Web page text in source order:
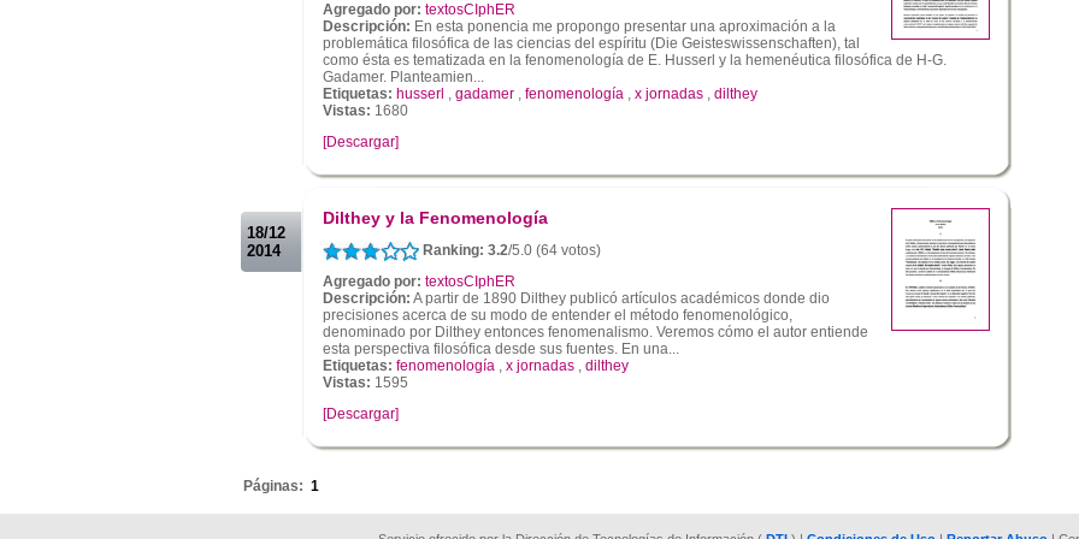
Agregado por: textosCIphER
Descripción: En esta ponencia me propongo presentar una aproximación a la
problemática filosófica de las ciencias del espíritu (Die Geisteswissenschaften), tal
como ésta es tematizada en la fenomenología de E. Husserl y la hemenéutica filosófica de H-G.
Gadamer. Planteamien...
Etiquetas: husserl , gadamer , fenomenología , x jornadas , dilthey
Vistas: 1680
[Descargar]
18/12
2014
Dilthey y la Fenomenología
Ranking: 3.2/5.0 (64 votos)
Agregado por: textosCIphER
Descripción: A partir de 1890 Dilthey publicó artículos académicos donde dio
precisiones acerca de su modo de entender el método fenomenológico,
denominado por Dilthey entonces fenomenalismo. Veremos cómo el autor entiende
esta perspectiva filosófica desde sus fuentes. En una...
Etiquetas: fenomenología , x jornadas , dilthey
Vistas: 1595
[Descargar]
Páginas: 1